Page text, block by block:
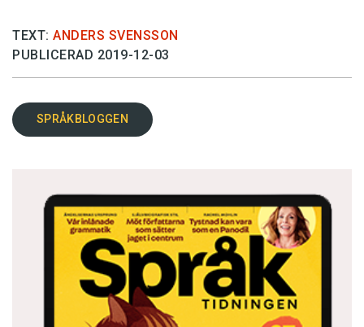
TEXT: ANDERS SVENSSON
PUBLICERAD 2019-12-03
SPRÅKBLOGGEN